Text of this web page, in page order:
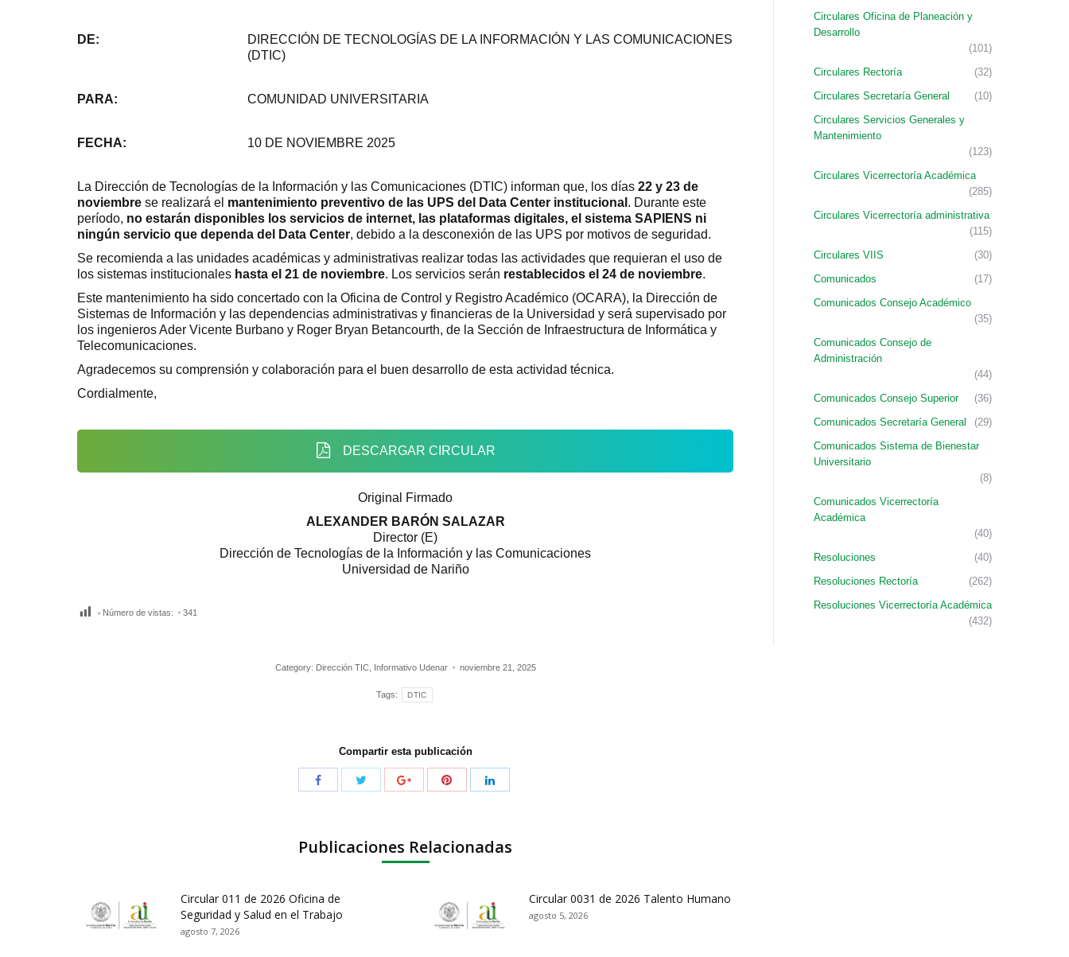
DE:
DIRECCIÓN DE TECNOLOGÍAS DE LA INFORMACIÓN Y LAS COMUNICACIONES
(DTIC)
PARA: COMUNIDAD UNIVERSITARIA
FECHA: 10 DE NOVIEMBRE 2025
La Dirección de Tecnologías de la Información y las Comunicaciones (DTIC) informan que, los días 22 y 23 de
noviembre se realizará el mantenimiento preventivo de las UPS del Data Center institucional . Durante este
período, no estarán disponibles los servicios de internet, las plataformas digitales, el sistema SAPIENS ni
ningún servicio que dependa del Data Center, debido a la desconexión de las UPS por motivos de seguridad.
Se recomienda a las unidades académicas y administrativas realizar todas las actividades que requieran el uso de
los sistemas institucionales hasta el 21 de noviembre. Los servicios serán restablecidos el 24 de noviembre.
Este mantenimiento ha sido concertado con la Oficina de Control y Registro Académico (OCARA), la Dirección de
Sistemas de Información y las dependencias administrativas y financieras de la Universidad y será supervisado por
los ingenieros Ader Vicente Burbano y Roger Bryan Betancourth, de la Sección de Infraestructura de Informática y
Telecomunicaciones.
Agradecemos su comprensión y colaboración para el buen desarrollo de esta actividad técnica.
Cordialmente,
DESCARGAR CIRCULAR
Original Firmado
ALEXANDER BARÓN SALAZAR
Director (E)
Dirección de Tecnologías de la Información y las Comunicaciones
Universidad de Nariño
Número de vistas: 341
Category: Dirección TIC, Informativo Udenar noviembre 21, 2025
Tags: DTIC
Compartir esta publicación
Publicaciones Relacionadas
Circular 011 de 2026 Oficina de
Seguridad y Salud en el Trabajo
agosto 7, 2026
Circular 0031 de 2026 Talento Humano
agosto 5, 2026
Circulares Oficina de Planeación y
Desarrollo
(101)
Circulares Rectoría
(32)
Circulares Secretaría General
(10)
Circulares Servicios Generales y
Mantenimiento
(123)
Circulares Vicerrectoría Académica
(285)
Circulares Vicerrectoría administrativa
(115)
Circulares VIIS
(30)
Comunicados
(17)
Comunicados Consejo Académico
(35)
Comunicados Consejo de
Administración
(44)
Comunicados Consejo Superior
(36)
Comunicados Secretaría General
(29)
Comunicados Sistema de Bienestar
Universitario
(8)
Comunicados Vicerrectoría
Académica
(40)
Resoluciones
(40)
Resoluciones Rectoría
(262)
Resoluciones Vicerrectoría Académica
(432)